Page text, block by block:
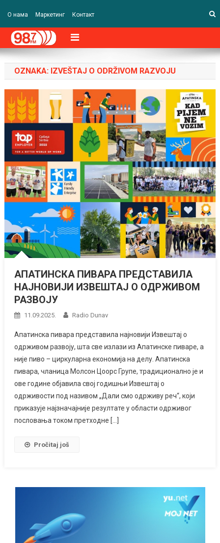
О нама Маркетинг Контакт
OZNAKA: IZVEŠTAJ O ODRŽIVOM RAZVOJU
АПАТИНСКА ПИВАРА ПРЕДСТАВИЛА
НАЈНОВИЈИ ИЗВЕШТАЈ О ОДРЖИВОМ
РАЗВОЈУ
11.09.2025. Radio Dunav
Апатинска пивара представила најновији Извештај о
одрживом развоју, шта све излази из Апатинске пиваре, а
није пиво – циркуларна економија на делу. Апатинска
пивара, чланица Молсон Цоорс Групе, традиционално је и
ове године објавила свој годишњи Извештај о
одрживости под називом „Дали смо одрживу реч“, који
приказује најзначајније резултате у области одрживог
пословања током претходне […]
Pročitaj još